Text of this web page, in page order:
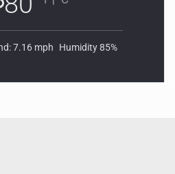
7.16 mph Humidity 85%